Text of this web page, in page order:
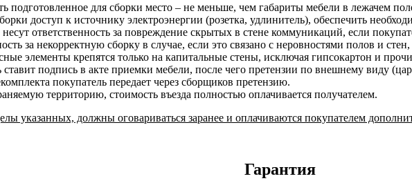
подготовленное для сборки место – не меньше, чем габариты мебели в лежачем
доступ к источнику электроэнергии (розетка, удлинитель), обеспечить
ответственность за повреждение скрытых в стене коммуникаций, если
за некорректную сборку в случае, если это связано с неровностями полов и
элементы крепятся только на капитальные стены, исключая гипсокартон и
ставит подпись в акте приемки мебели, после чего претензии по внешнему виду
покупатель передает через сборщиков претензию.
территорию, стоимость въезда полностью оплачивается получателем.
указанных, должны оговариваться заранее и оплачиваются покупателем
Гарантия